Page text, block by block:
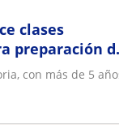
clases
preparación
con más de 5